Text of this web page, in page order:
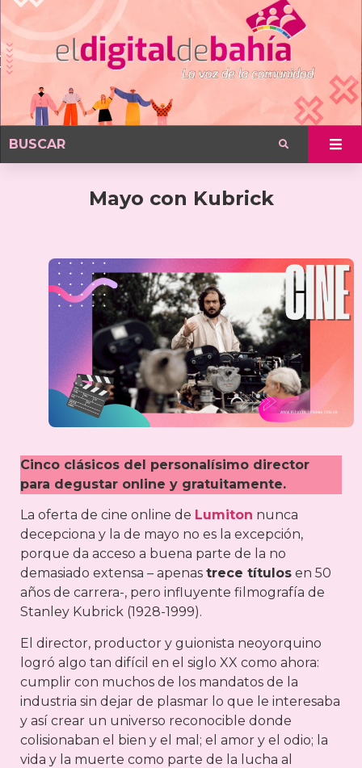
Mayo con Kubrick
Cinco clásicos del personalísimo director
para degustar online y gratuitamente.
La oferta de cine online de Lumiton nunca
decepciona y la de mayo no es la excepción,
porque da acceso a buena parte de la no
demasiado extensa – apenas trece títulos en 50
años de carrera-, pero influyente filmografía de
Stanley Kubrick (1928-1999).
El director, productor y guionista neoyorquino
logró algo tan difícil en el siglo XX como ahora:
cumplir con muchos de los mandatos de la
industria sin dejar de plasmar lo que le interesaba
y así crear un universo reconocible donde
colisionaban el bien y el mal; el amor y el odio; la
vida y la muerte como parte de la lucha al